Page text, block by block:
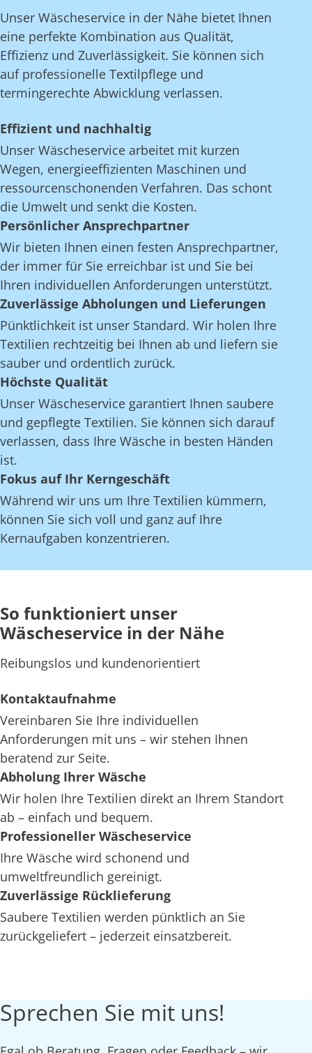
Unser Wäscheservice in der Nähe bietet Ihnen
eine perfekte Kombination aus Qualität,
Effizienz und Zuverlässigkeit. Sie können sich
auf professionelle Textilpflege und
termingerechte Abwicklung verlassen.
Effizient und nachhaltig
Unser Wäscheservice arbeitet mit kurzen
Wegen, energieeffizienten Maschinen und
ressourcenschonenden Verfahren. Das schont
die Umwelt und senkt die Kosten.
Persönlicher Ansprechpartner
Wir bieten Ihnen einen festen Ansprechpartner,
der immer für Sie erreichbar ist und Sie bei
Ihren individuellen Anforderungen unterstützt.
Zuverlässige Abholungen und Lieferungen
Pünktlichkeit ist unser Standard. Wir holen Ihre
Textilien rechtzeitig bei Ihnen ab und liefern sie
sauber und ordentlich zurück.
Höchste Qualität
Unser Wäscheservice garantiert Ihnen saubere
und gepflegte Textilien. Sie können sich darauf
verlassen, dass Ihre Wäsche in besten Händen
ist.
Fokus auf Ihr Kerngeschäft
Während wir uns um Ihre Textilien kümmern,
können Sie sich voll und ganz auf Ihre
Kernaufgaben konzentrieren.
So funktioniert unser
Wäscheservice in der Nähe
Reibungslos und kundenorientiert
Kontaktaufnahme
Vereinbaren Sie Ihre individuellen
Anforderungen mit uns – wir stehen Ihnen
beratend zur Seite.
Abholung Ihrer Wäsche
Wir holen Ihre Textilien direkt an Ihrem Standort
ab – einfach und bequem.
Professioneller Wäscheservice
Ihre Wäsche wird schonend und
umweltfreundlich gereinigt.
Zuverlässige Rücklieferung
Saubere Textilien werden pünktlich an Sie
zurückgeliefert – jederzeit einsatzbereit.
Sprechen Sie mit uns!